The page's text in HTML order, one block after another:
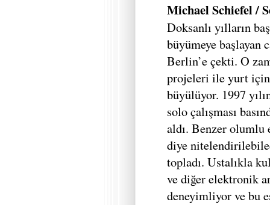
Michael Schiefel /
Doksanlı yılların
büyümeye başlayan
Berlin’e çekti. O
projeleri ile yurt
büyülüyor. 1997
solo çalışması
aldı. Benzer
diye
topladı. Ustalıkla
ve diğer elektronik
deneyimliyor ve bu